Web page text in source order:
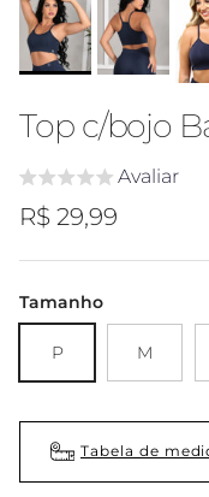
Top c/bojo
Avaliar
Preço regular
R$ 29,99
Tamanho
P M
Tabela de